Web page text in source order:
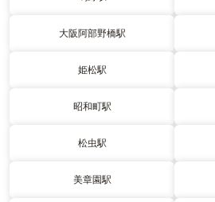
大阪阿部野橋駅
姫松駅
昭和町駅
松虫駅
美章園駅